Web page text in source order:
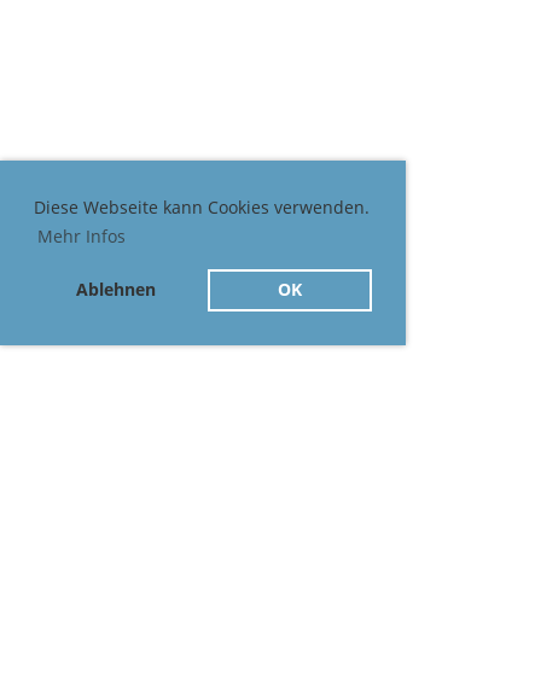
Diese Webseite kann Cookies verwenden.
Mehr Infos
Ablehnen OK